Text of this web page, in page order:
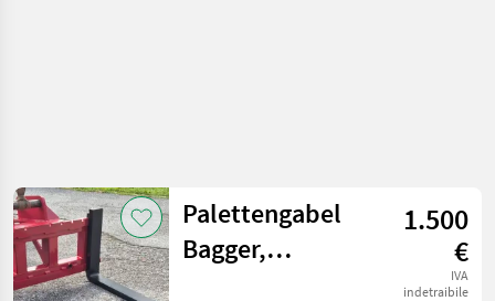
Palettengabel
Bagger,
1.500
€
IVA
indetraibile